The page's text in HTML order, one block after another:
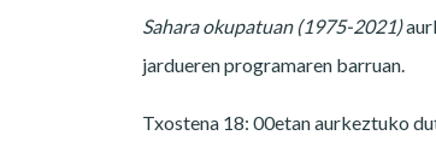
Sahara okupatuan (1975-2021)
jardueren programaren barruan.
Txostena 18: 00etan aurkeztuko